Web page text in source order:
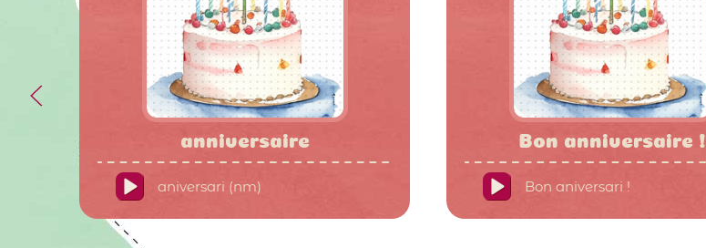
anniversaire
aniversari (nm)
Bon anniversaire !
Bon aniversari !